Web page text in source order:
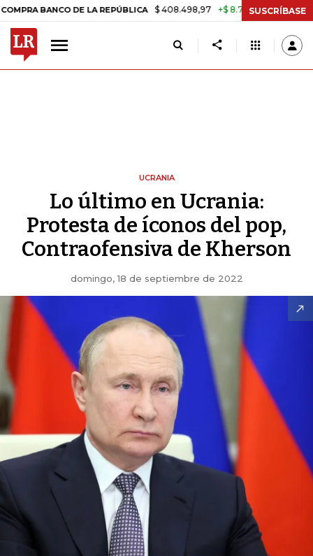
DE LA REPÚBLICA $ 408.498,97 +$ 8.753,81 +2,19% TASA DE
SUSCRÍBASE
UCRANIA
Lo último en Ucrania:
Protesta de íconos del pop,
Contraofensiva de Kherson
domingo, 18 de septiembre de 2022